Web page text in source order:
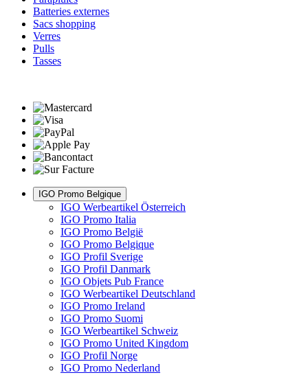
Batteries externes
Sacs shopping
Verres
Pulls
Tasses
IGO Promo Belgique
IGO Werbeartikel Österreich
IGO Promo Italia
IGO Promo België
IGO Promo Belgique
IGO Profil Sverige
IGO Profil Danmark
IGO Objets Pub France
IGO Werbeartikel Deutschland
IGO Promo Ireland
IGO Promo Suomi
IGO Werbeartikel Schweiz
IGO Promo United Kingdom
IGO Profil Norge
IGO Promo Nederland